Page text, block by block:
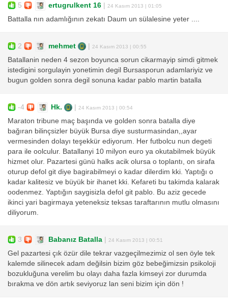
5 ertugrulkent 16 | 24 Kasım 2013 | 01:05
Battalla nın adamlığının zekatı Daum un sülalesine yeter ....
2 mehmet | 24 Kasım 2013 | 00:55
Batallanin neden 4 sezon boyunca sorun cikarmayip simdi gitmek
istedigini sorgulayin yonetimin degil Bursasporun adamlariyiz ve
bugun golden sonra degil sonuna kadar pablo martin batalla
-4 Hk. | 24 Kasım 2013 | 00:54
Maraton tribune maç başında ve golden sonra batalla diye
bağıran bilinçsizler büyük Bursa diye susturmasindan,,ayar
vermesinden dolayı teşekkür ediyorum. Her futbolcu nun degeti
para ile oolculur. Batallanyi 10 milyon euro ya okutabilmek büyük
hizmet olur. Pazartesi günü halks acik olursa o toplantı, on sirafa
oturup defol git diye bagirabilmeyi o kadar dilerdim kki. Yaptığı o
kadar kalitesiz ve büyük bir ihanet kki. Kefareti bu takimda kalarak
oodenmez. Yaptığın saygisizla defol git pablo. Bu aziz gecede
ikinci yari bagirmaya yeteneksiz teksas taraftarının mutlu olmasını
diliyorum.
3 Babanız Batalla | 24 Kasım 2013 | 00:51
Gel pazartesi çık özür dile tekrar vazgeçilmezimiz ol sen öyle tek
kalemde silinecek adam değilsin bizim göz bebeğimizsin psikoloji
bozukluğuna verelim bu olayı daha fazla kimseyi zor durumda
bırakma ve dön artık seviyoruz lan seni bizim için dön !